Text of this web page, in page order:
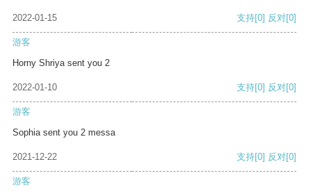
2022-01-15 支持[0] 反对[0]
游客
Horny Shriya sent you 2
2022-01-10 支持[0] 反对[0]
游客
Sophia sent you 2 messa
2021-12-22 支持[0] 反对[0]
游客